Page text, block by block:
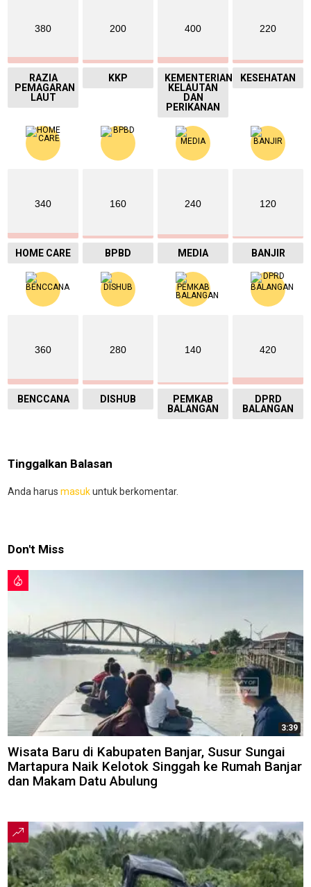
380
RAZIA
PEMAGARAN
LAUT
200
KKP
400
KEMENTERIAN
KELAUTAN
DAN
PERIKANAN
220
KESEHATAN
340
HOME CARE
160
BPBD
240
MEDIA
120
BANJIR
360
BENCCANA
280
DISHUB
140
PEMKAB
BALANGAN
420
DPRD
BALANGAN
Tinggalkan Balasan
Anda harus masukuntuk berkomentar.
Don't Miss
3:39
Wisata Baru di Kabupaten Banjar, Susur Sungai
Martapura Naik Kelotok Singgah ke Rumah Banjar
dan Makam Datu Abulung